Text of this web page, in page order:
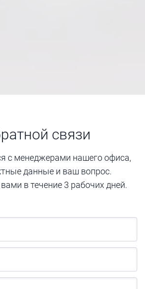
связи
с менеджерами нашего офиса,
данные и ваш вопрос.
в течение 3 рабочих дней.